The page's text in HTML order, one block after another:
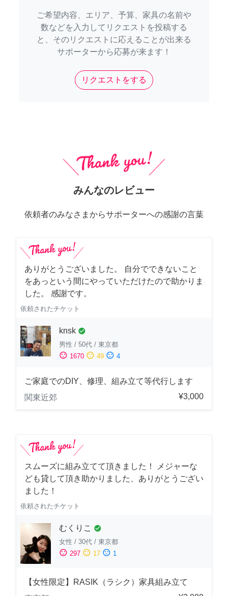
ご希望内容、エリア、予算、家具の名前や
数などを入力してリクエストを投稿する
と、そのリクエストに応えることが出来る
サポーターから応募が来ます！
リクエストをする
みんなのレビュー
依頼者のみなさまからサポーターへの感謝の言葉
ありがとうございました。 自分でできないこと
をあっという間にやっていただけたので助かりま
した。 感謝です。
依頼されたチケット
knsk check_circle
男性 / 50代 / 東京都
sentiment_satisfied 1670 sentiment_neutral 49 sentiment_dissatisfied 4
ご家庭でのDIY、修理、組み立て等代行します
関東近郊
¥3,000
スムーズに組み立てて頂きました！ メジャーな
ども貸して頂き助かりました、ありがとうござい
ました！
依頼されたチケット
むくりこ check_circle
女性 / 30代 / 東京都
sentiment_satisfied 297 sentiment_neutral 17 sentiment_dissatisfied 1
【女性限定】RASIK（ラシク）家具組み立て